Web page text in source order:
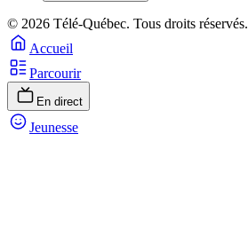
© 2026 Télé-Québec. Tous droits réservés.
Accueil
Parcourir
En direct
Jeunesse